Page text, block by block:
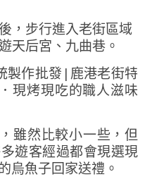
，步行進入老街區域
天后宮、九曲巷。
雖然比較小一些，但
遊客經過都會現選現
烏魚子回家送禮。